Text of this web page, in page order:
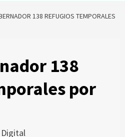
138 REFUGIOS TEMPORALES
138
por